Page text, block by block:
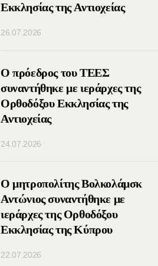
Εκκλησίας της Αντιοχείας
26.07.2026
Ο πρόεδρος του ΤΕΕΣ
συναντήθηκε με ιεράρχες της
Ορθοδόξου Εκκλησίας της
Αντιοχείας
24.07.2026
Ο μητροπολίτης Βολκολάμσκ
Αντώνιος συναντήθηκε με
ιεράρχες της Ορθοδόξου
Εκκλησίας της Κύπρου
22.07.2026